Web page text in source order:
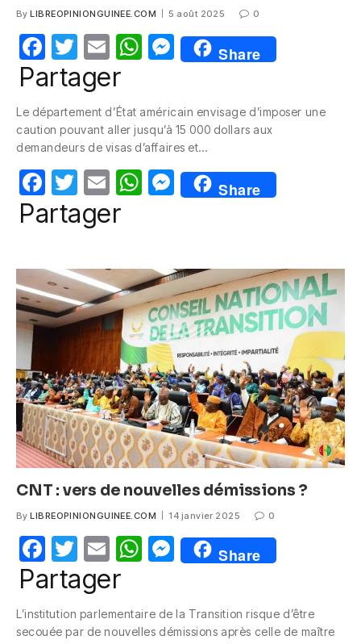
By LIBREOPINIONGUINEE.COM 5 août 2025 0
F
a
e
b
o
o
k
T
w
itt
er
E
m
ail
W
s
A
p
p
M
e
e
n
g
er
Share
Partager
Le département d’État américain envisage d’imposer une
caution pouvant aller jusqu’à 15 000 dollars aux
demandeurs de visas d’affaires et…
F
a
b
o
o
k
T
w
itt
E
m
W
A
p
p
M
e
n
g
er
Share
Partager
CNT : vers de nouvelles démissions ?
By LIBREOPINIONGUINEE.COM 14 janvier 2025 0
F
a
e
T
w
itt
er
E
m
W
s
M
e
e
Share
Partager
L’institution parlementaire de la Transition risque d’être
secouée par de nouvelles démissions après celle de maître